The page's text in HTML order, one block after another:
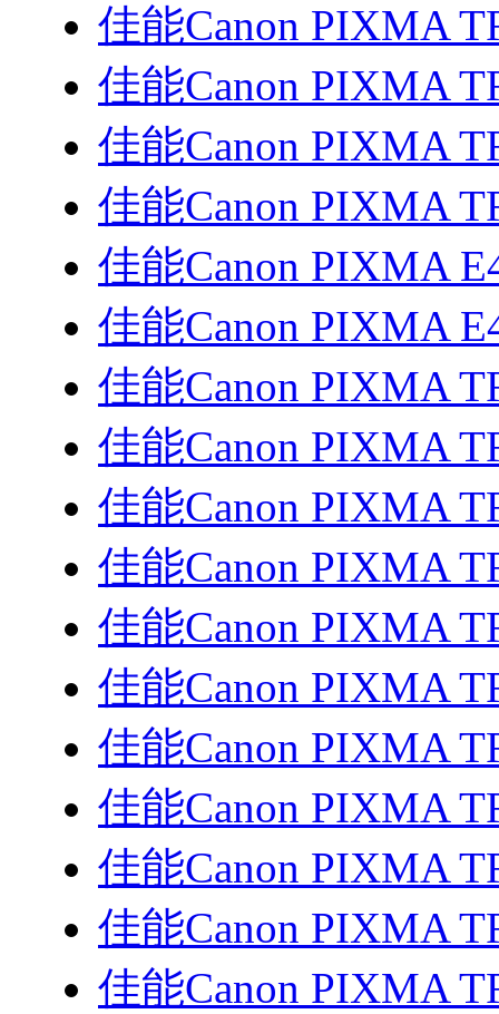
佳能Canon PIXMA
佳能Canon PIXMA
佳能Canon PIXMA
佳能Canon PIXMA
佳能Canon PIXMA
佳能Canon PIXMA
佳能Canon PIXMA
佳能Canon PIXMA
佳能Canon PIXMA
佳能Canon PIXMA
佳能Canon PIXMA
佳能Canon PIXMA
佳能Canon PIXMA
佳能Canon PIXMA
佳能Canon PIXMA
佳能Canon PIXMA
佳能Canon PIXMA